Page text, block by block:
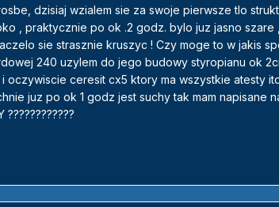
dzisiaj wzialem sie za swoje pierwsze tlo
, praktycznie po ok .2 godz. bylo juz jasno szare
sie strasznie kruszyc ! Czy moge to w jakis
240 uzylem do jego budowy styropianu ok
oczywiscie ceresit cx5 ktory ma wszystkie atesty
juz po ok 1 godz jest suchy tak mam napisane